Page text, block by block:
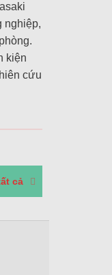
nghiệp,
kiện
cứu
cả